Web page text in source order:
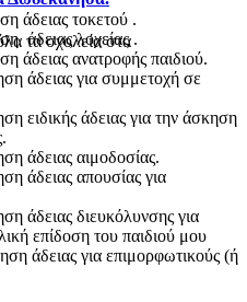
τα σχολεία στα
άδειας τοκετού .
άδειας λοχείας .
άδειας ανατροφής παιδιού.
άδειας για συμμετοχή σε
ειδικής άδειας για την άσκηση
άδειας αιμοδοσίας.
άδειας απουσίας για
άδειας διευκόλυνσης για
επίδοση του παιδιού μου
άδειας για επιμορφωτικούς (ή